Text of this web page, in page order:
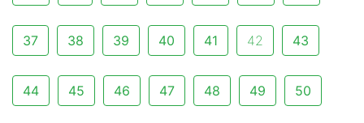
37 38 39 40 41 42 43
44 45 46 47 48 49 50